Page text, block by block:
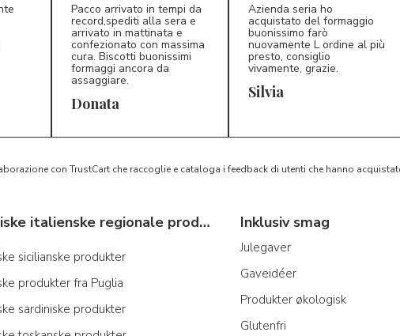
D*
Pacco arrivato in tempi da
record,spediti alla sera e
arrivato in mattinata e
confezionato con massima
cura. Biscotti buonissimi
formaggi ancora da
assaggiare.
Donata S*
Azienda seria ho
acquistato del formaggio
buonissimo farò
nuovamente L ordine al più
presto, consiglio
vivamente, grazie.
Silvia
con TrustCart che raccoglie e cataloga i feedback di utenti che hanno
Typiske italienske regionale produkter
sicilianske produkter
produkter fra Puglia
sardiniske produkter
Inklusiv smag
Julegaver
Gaveidéer
Produkter økologisk
Glutenfri